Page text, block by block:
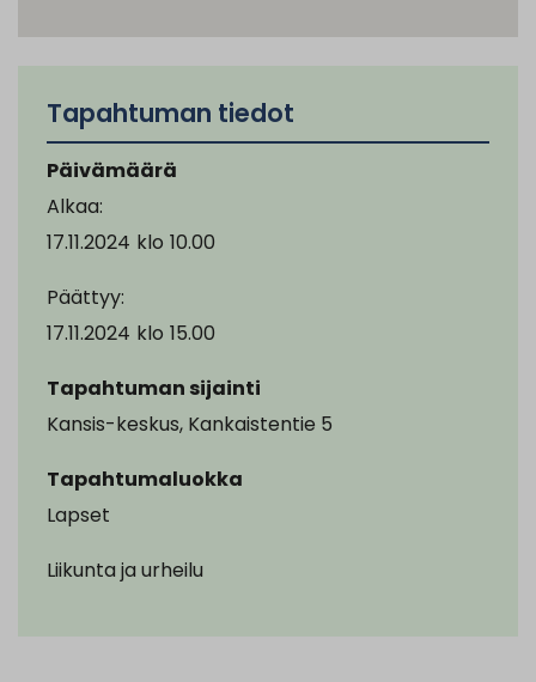
Tapahtuman tiedot
Päivämäärä
Alkaa:
17.11.2024 klo 10.00
Päättyy:
17.11.2024 klo 15.00
Tapahtuman sijainti
Kansis-keskus, Kankaistentie 5
Tapahtumaluokka
Lapset
Liikunta ja urheilu